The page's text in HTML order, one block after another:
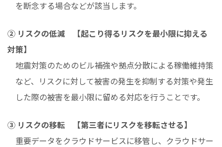
を断念する場合などが該当します。
② リスクの低減 【起こり得るリスクを最小限に抑える
対策】
地震対策のためのビル補強や拠点分散による稼働維持策
など、リスクに対して被害の発生を抑制する対策や発生
した際の被害を最小限に留める対応を行うことです。
③ リスクの移転 【第三者にリスクを移転させる】
重要データをクラウドサービスに移管し、クラウドサー